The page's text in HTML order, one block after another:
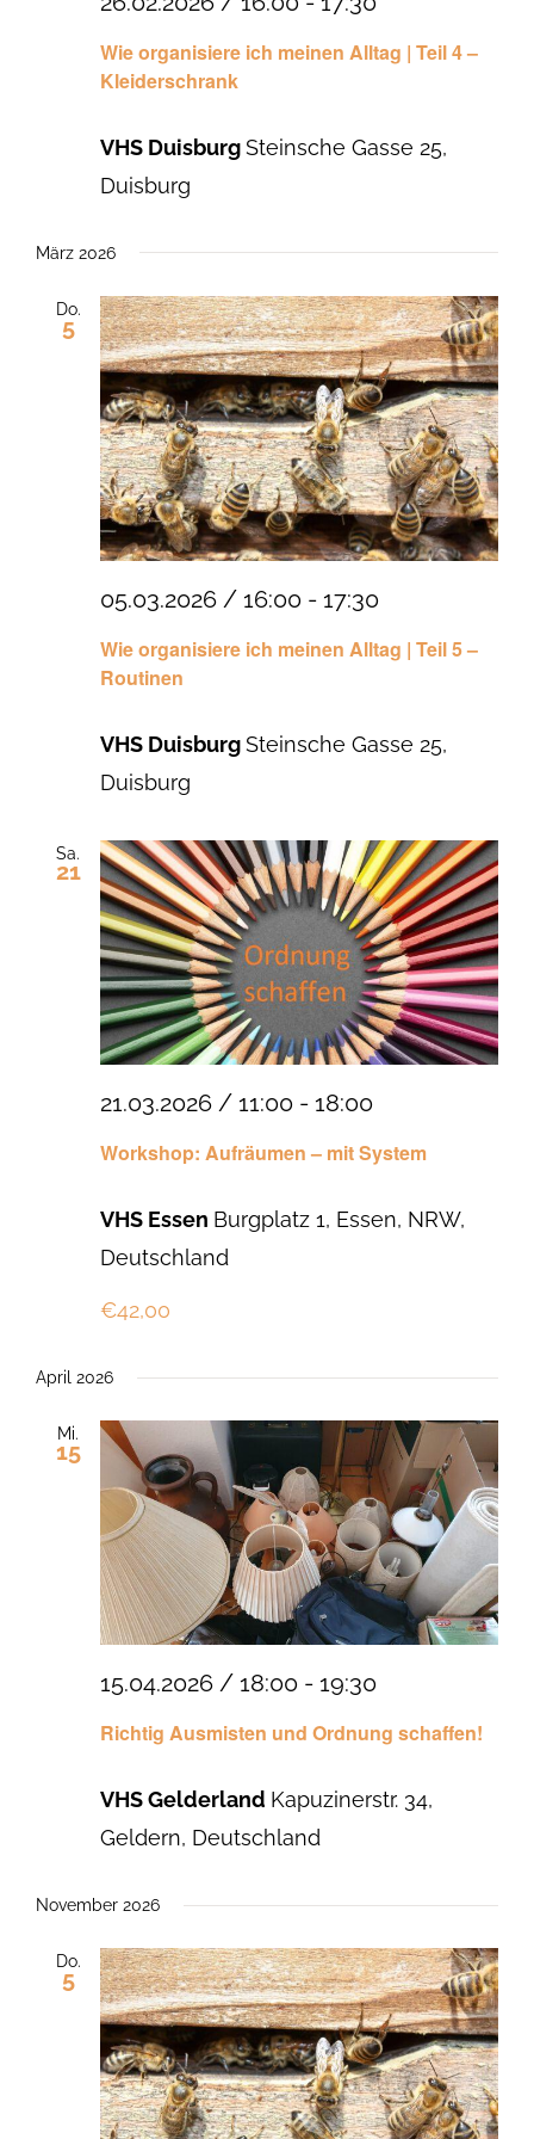
Wie organisiere ich meinen Alltag | Teil 4 –
Kleiderschrank
VHS DuisburgSteinsche Gasse 25,
Duisburg
März 2026
Do.
5
Wie organisiere ich meinen Alltag | Teil 5 –
Routinen
05.03.2026 / 16:00 - 17:30
VHS DuisburgSteinsche Gasse 25,
Duisburg
Sa.
21
Workshop: Aufräumen – mit System
21.03.2026 / 11:00 - 18:00
VHS Essen Burgplatz 1, Essen, NRW,
Deutschland
€42,00
April 2026
Mi.
15
Richtig Ausmisten und Ordnung schaffen!
15.04.2026 / 18:00 - 19:30
VHS Gelderland Kapuzinerstr. 34,
Geldern, Deutschland
November 2026
Do.
5